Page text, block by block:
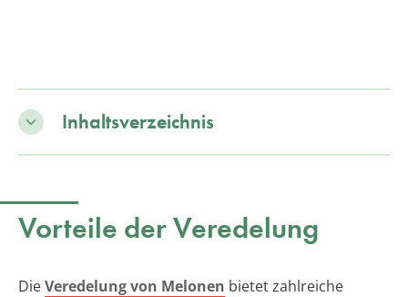
Inhaltsverzeichnis
Vorteile der Veredelung
DieVeredelung von Melonen bietet zahlreiche